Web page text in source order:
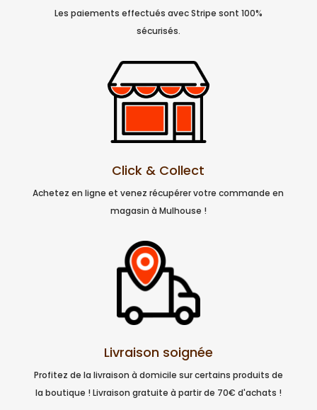
Les paiements effectués avec Stripe sont 100%
sécurisés.
Click & Collect
Achetez en ligne et venez récupérer votre commande en
magasin à Mulhouse !
Livraison soignée
Profitez de la livraison à domicile sur certains produits de
la boutique ! Livraison gratuite à partir de 70€ d'achats !